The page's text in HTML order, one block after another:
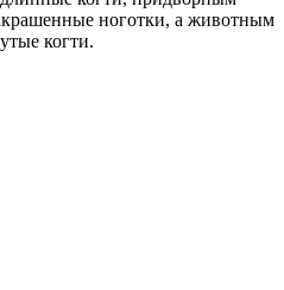
ноготки, а животным
когти.